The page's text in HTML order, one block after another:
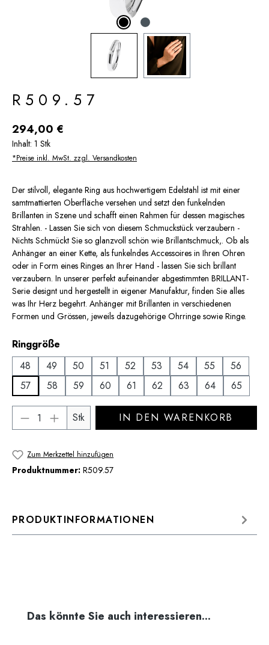
R509.57
Regulärer Preis:
294,00 €
Inhalt: 1 Stk
*Preise inkl. MwSt. zzgl. Versandkosten
Der stilvoll, elegante Ring aus hochwertigem Edelstahl ist mit einer
samtmattierten Oberfläche versehen und setzt den funkelnden
Brillanten in Szene und schafft einen Rahmen für dessen magisches
Strahlen. - Lassen Sie sich von diesem Schmuckstück verzaubern -
Nichts Schmückt Sie so glanzvoll schön wie Brillantschmuck,. Ob als
Anhänger an einer Kette, als funkelndes Accessoires in Ihren Ohren
oder in Form eines Ringes an Ihrer Hand - lassen Sie sich brillant
verzaubern. In unserer perfekt aufeinander abgestimmten BRILLANT-
Serie designt und hergestellt in eigener Manufaktur, finden Sie alles
was Ihr Herz begehrt. Anhänger mit Brillanten in verschiedenen
Formen und Grössen, jeweils dazugehörige Ohrringe sowie Ringe.
Ringgröße
48
49 50 51 52 53 54 55
56
57
58 59 60 61 62 63 64 65
Produkt Anzahl: Gib den gewünschten
Stk IN DEN WARENKORB
Zum Merkzettel hinzufügen
Produktnummer: R509.57
PRODUKTINFORMATIONEN
Produktgalerie überspringen
Das könnte Sie auch interessieren...